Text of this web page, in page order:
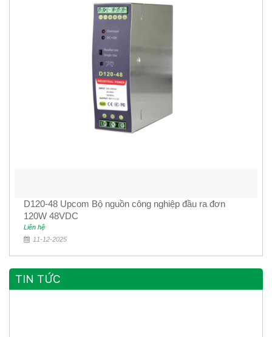
D120-48 Upcom Bộ nguồn công nghiệp đầu ra đơn
120W 48VDC
Liên hệ
11-12-2025
TIN TỨC